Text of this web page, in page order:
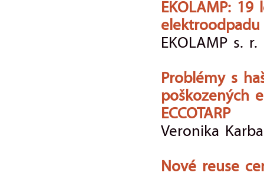
EKOLAMP:
elektroodpadu
EKOLAMP s. r.
Problémy s
poškozených
ECCOTARP
Veronika
Nové reuse